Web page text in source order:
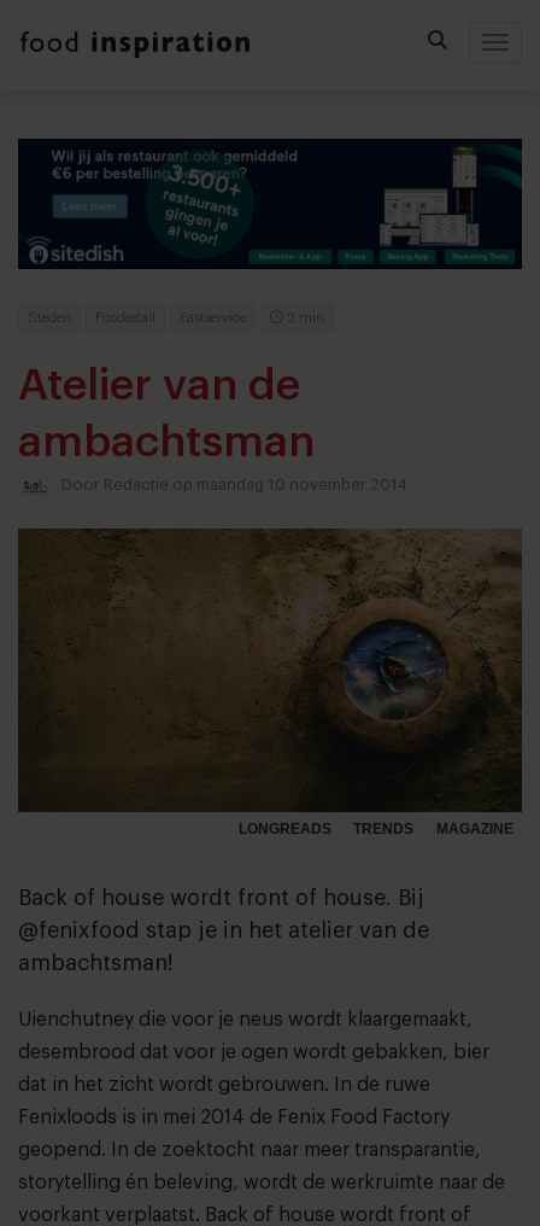
Steden Foodretail Fastservice 2 min
Atelier van de
ambachtsman
Door Redactie op maandag 10 november 2014
LONGREADS TRENDS MAGAZINE
Back of house wordt front of house. Bij
@fenixfood stap je in het atelier van de
ambachtsman!
Uienchutney die voor je neus wordt klaargemaakt,
desembrood dat voor je ogen wordt gebakken, bier
dat in het zicht wordt gebrouwen. In de ruwe
Fenixloods is in mei 2014 de Fenix Food Factory
geopend. In de zoektocht naar meer transparantie,
storytelling én beleving, wordt de werkruimte naar de
voorkant verplaatst. Back of house wordt front of